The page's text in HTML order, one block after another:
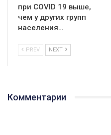
при COVID 19 выше,
чем у других групп
населения…
PREV NEXT
Комментарии